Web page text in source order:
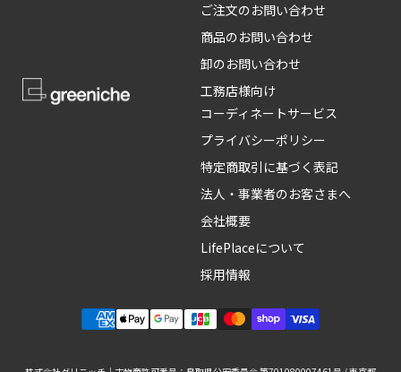
ご注文のお問い合わせ
商品のお問い合わせ
卸のお問い合わせ
工務店様向け
コーディネートサービス
プライバシーポリシー
特定商取引に基づく表記
法人・事業者のお客さまへ
会社概要
LifePlaceについて
採用情報